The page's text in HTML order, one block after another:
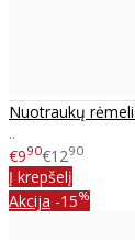
Nuotraukų
..
€990€1290
Į krepšelį
Akcija -15%